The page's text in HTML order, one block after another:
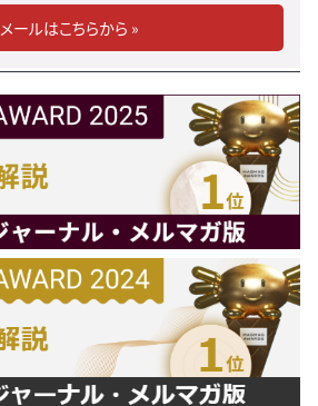
メールはこちらから »